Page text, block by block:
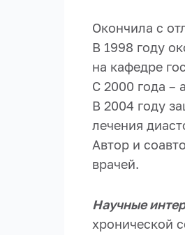
Окончила с
В 1998 году
на кафедре
С 2000 года –
В 2004 году
лечения
Автор и
врачей.
Научные
хронической